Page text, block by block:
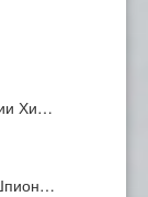
Хи…